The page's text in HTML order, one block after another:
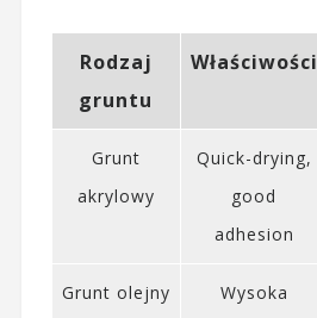
Rodzaj
gruntu
Właściwości
Grunt
akrylowy
Quick-drying,
good
adhesion
Grunt olejny
Wysoka